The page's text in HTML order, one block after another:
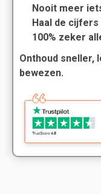
Nooit meer
Haal de
100% zeker
Onthoud sneller,
bewezen.